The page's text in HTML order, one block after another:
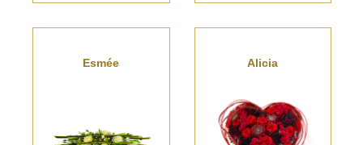
Esmée Alicia